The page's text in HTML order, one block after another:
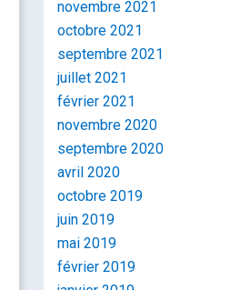
novembre 2021
octobre 2021
septembre 2021
juillet 2021
février 2021
novembre 2020
septembre 2020
avril 2020
octobre 2019
juin 2019
mai 2019
février 2019